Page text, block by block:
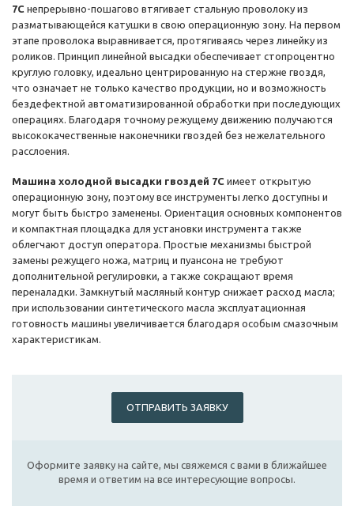
7С непрерывно-пошагово втягивает стальную проволоку из
разматывающейся катушки в свою операционную зону. На первом
этапе проволока выравнивается, протягиваясь через линейку из
роликов. Принцип линейной высадки обеспечивает стопроцентно
круглую головку, идеально центрированную на стержне гвоздя,
что означает не только качество продукции, но и возможность
бездефектной автоматизированной обработки при последующих
операциях. Благодаря точному режущему движению получаются
высококачественные наконечники гвоздей без нежелательного
расслоения.
Машина холодной высадки гвоздей 7С имеет открытую
операционную зону, поэтому все инструменты легко доступны и
могут быть быстро заменены. Ориентация основных компонентов
и компактная площадка для установки инструмента также
облегчают доступ оператора. Простые механизмы быстрой
замены режущего ножа, матриц и пуансона не требуют
дополнительной регулировки, а также сокращают время
переналадки. Замкнутый масляный контур снижает расход масла;
при использовании синтетического масла эксплуатационная
готовность машины увеличивается благодаря особым смазочным
характеристикам.
ОТПРАВИТЬ ЗАЯВКУ
Оформите заявку на сайте, мы свяжемся с вами в ближайшее
время и ответим на все интересующие вопросы.